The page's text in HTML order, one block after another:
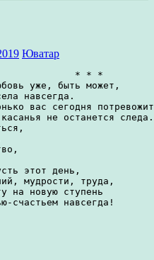
Юватар
* * *
быть может,
сегодня
не останется следа.
день,
труда,
ступень
навсегда!